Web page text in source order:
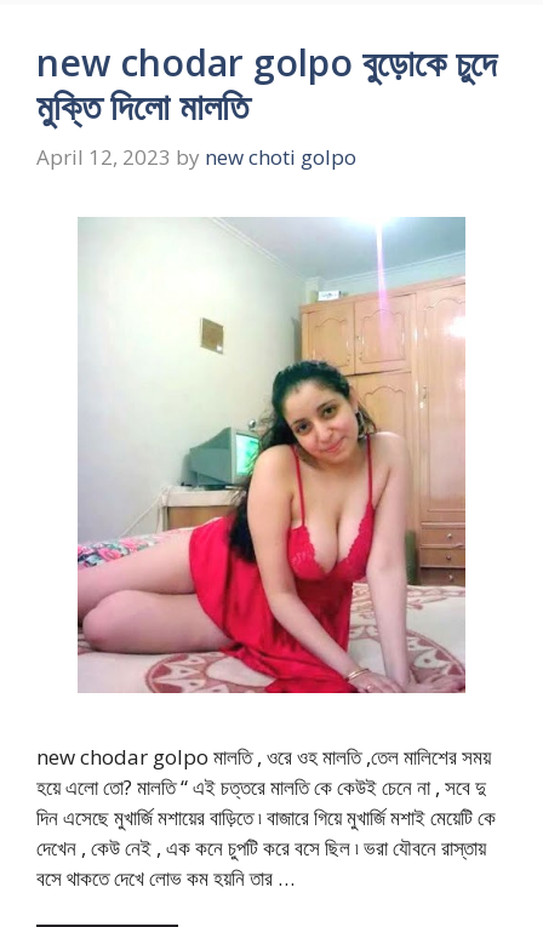
new chodar golpo বুড়োকে চুদে
মুক্তি দিলো মালতি
April 12, 2023 by new choti golpo
new chodar golpo মালতি , ওরে ওহ মালতি ,তেল মালিশের সময়
হয়ে এলো তো? মালতি “ এই চত্তরে মালতি কে কেউই চেনে না , সবে দু
দিন এসেছে মুখার্জি মশায়ের বাড়িতে ৷ বাজারে গিয়ে মুখার্জি মশাই মেয়েটি কে
দেখেন , কেউ নেই , এক কনে চুপটি করে বসে ছিল ৷ ভরা যৌবনে রাস্তায়
বসে থাকতে দেখে লোভ কম হয়নি তার …